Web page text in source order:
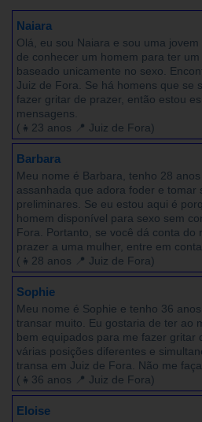
Naiara
Olá, eu sou Naiara e sou uma
de conhecer um homem para ter
baseado unicamente no sexo.
Juiz de Fora. Se há homens que se
fazer gritar de prazer, então estou
mensagens.
(👧23 anos 📍 Juiz de Fora)
Barbara
Meu nome é Barbara, tenho 28
assanhada que adora foder e tomar
preliminares. Se eu estou aqui é
homem disponível para sexo sem
Fora. Portanto, se você dá conta do
prazer a uma mulher, entre em
(👧28 anos 📍 Juiz de Fora)
Sophie
Meu nome é Sophie e tenho 36
transar muito. Eu gostaria de ter ao
bem equipados para me fazer gritar
várias posições diferentes e
transa em Juiz de Fora. Não me
(👧36 anos 📍 Juiz de Fora)
Eloise